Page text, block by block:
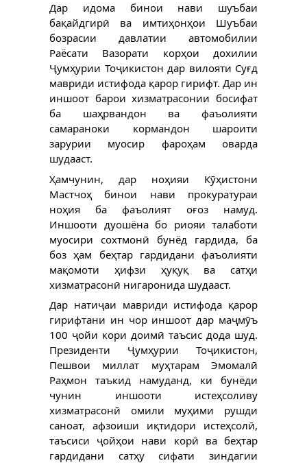
Дар идома бинои нави шуъбаи
бақайдгирӣ ва имтиҳонҳои Шуъбаи
бозрасии давлатии автомобилии
Раёсати Вазорати корҳои дохилии
Ҷумҳурии Тоҷикистон дар вилояти Суғд
мавриди истифода қарор гирифт. Дар ин
иншоот барои хизматрасонии босифат
ба шаҳрвандон ва фаъолияти
самараноки кормандон шароити
зарурии муосир фароҳам оварда
шудааст.
Ҳамчунин, дар ноҳияи Кӯҳистони
Мастчоҳ бинои нави прокуратураи
ноҳия ба фаъолият оғоз намуд.
Иншооти дуошёна бо риояи талаботи
муосири сохтмонӣ бунёд гардида, ба
боз ҳам беҳтар гардидани фаъолияти
мақомоти ҳифзи ҳуқуқ ва сатҳи
хизматрасонӣ нигаронида шудааст.
Дар натиҷаи мавриди истифода қарор
гирифтани ин чор иншоот дар маҷмӯъ
100 ҷойи кори доимӣ таъсис дода шуд.
Президенти Ҷумҳурии Тоҷикистон,
Пешвои миллат муҳтарам Эмомалӣ
Раҳмон таъкид намуданд, ки бунёди
чунин иншооти истеҳсоливу
хизматрасонӣ омили муҳими рушди
саноат, афзоиши иқтидори истеҳсолӣ,
таъсиси ҷойҳои нави корӣ ва беҳтар
гардидани сатҳу сифати зиндагии